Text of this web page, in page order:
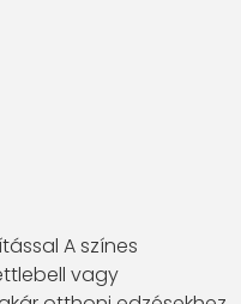
A színes
vagy